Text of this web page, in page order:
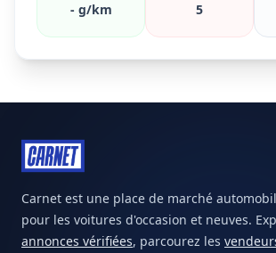
- g/km 5
Carnet est une place de marché
pour les voitures d'occasion et neuves.
annonces vérifiées, parcourez les